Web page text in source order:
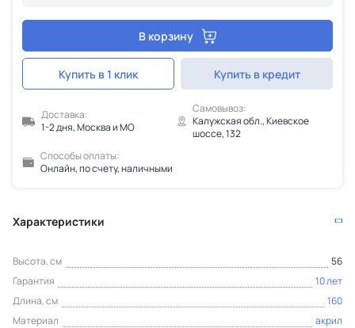
В корзину
Купить в 1 клик Купить в кредит
Доставка:
1-2 дня, Москва и МО
Самовывоз:
Калужская обл., Киевское
шоссе, 132
Способы оплаты:
Онлайн, по счету, наличными
Характеристики
Высота, см
56
Гарантия
10 лет
Длина, см
160
Материал
акрил